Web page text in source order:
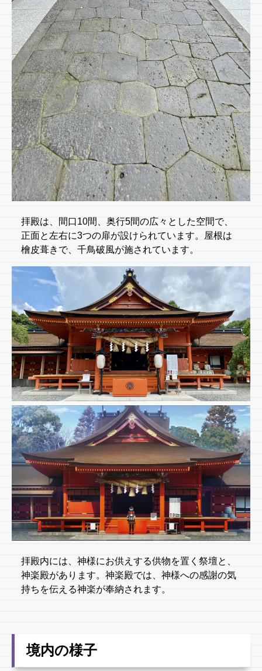
拝殿は、間口10間、奥行5間の広々とした空間で、
正面と左右に3つの扉が設けられています。屋根は
檜皮葺きで、千鳥破風が施されています。
拝殿内には、神様にお供えする供物を置く祭壇と、
神楽殿があります。神楽殿では、神様への感謝の気
持ちを伝える神楽が奉納されます。
境内の様子